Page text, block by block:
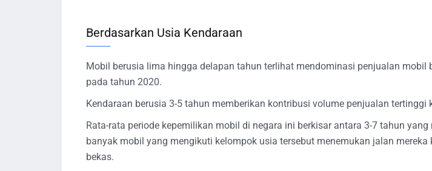
Berdasarkan Usia Kendaraan
Mobil berusia lima hingga delapan tahun terlihat mendominasi penjualan mobil
pada tahun 2020.
Kendaraan berusia 3-5 tahun memberikan kontribusi volume penjualan tertinggi
Rata-rata periode kepemilikan mobil di negara ini berkisar antara 3-7 tahun yang
banyak mobil yang mengikuti kelompok usia tersebut menemukan jalan mereka
bekas.